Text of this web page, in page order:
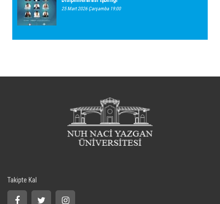
25 Mart 2026 Çarşamba 19:00
Takipte Kal